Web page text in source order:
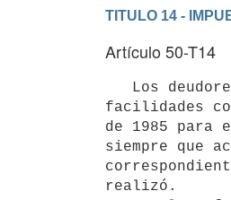
TITULO 14 -
Artículo 50-T14
facilidades
de 1985 para
siempre que
realizó.